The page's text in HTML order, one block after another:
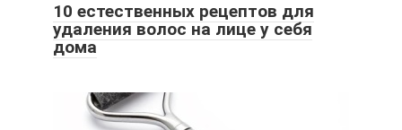
10 естественных рецептов для
удаления волос на лице у себя
дома